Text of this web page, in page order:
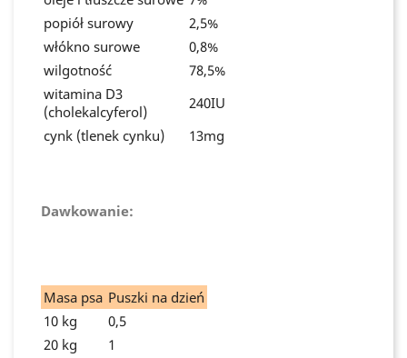
popiół surowy
2,5%
włókno surowe
0,8%
wilgotność
78,5%
witamina D3
(cholekalcyferol)
240IU
cynk (tlenek cynku)
13mg
Dawkowanie:
Masa psa Puszki na dzień
10 kg
0,5
20 kg
1